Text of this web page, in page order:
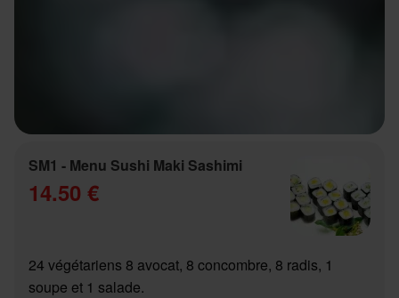
SM1 - Menu Sushi Maki Sashimi
14.50 €
24 végétariens 8 avocat, 8 concombre, 8 radis, 1
soupe et 1 salade.